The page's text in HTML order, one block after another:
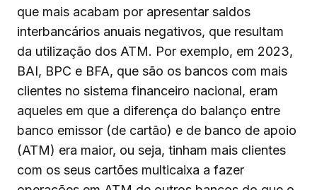
que mais acabam por apresentar saldos
interbancários anuais negativos, que resultam
da utilização dos ATM. Por exemplo, em 2023,
BAI, BPC e BFA, que são os bancos com mais
clientes no sistema financeiro nacional, eram
aqueles em que a diferença do balanço entre
banco emissor (de cartão) e de banco de apoio
(ATM) era maior, ou seja, tinham mais clientes
com os seus cartões multicaixa a fazer